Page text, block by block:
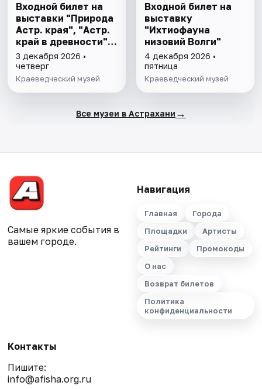
Входной билет на
выставки "Природа
Астр. края", "Астр.
край в древности",
"Заселение Астр.
края"
3 декабря 2026 •
четверг
Краеведческий музей
Входной билет на
выставку
"Ихтиофауна
низовий Волги"
4 декабря 2026 •
пятница
Краеведческий музей
Все музеи в Астрахани →
Самые яркие события в
вашем городе.
Навигация
Главная
Города
Площадки
Артисты
Рейтинги
Промокоды
О нас
Возврат билетов
Политика
конфиденциальности
Контакты
Пишите:
info@afisha.org.ru